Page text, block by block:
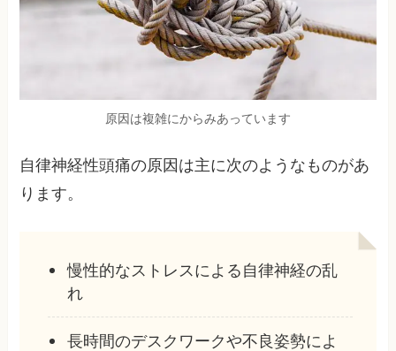
原因は複雑にからみあっています
自律神経性頭痛の原因は主に次のようなものがあ
ります。
慢性的なストレスによる自律神経の乱
れ
長時間のデスクワークや不良姿勢によ